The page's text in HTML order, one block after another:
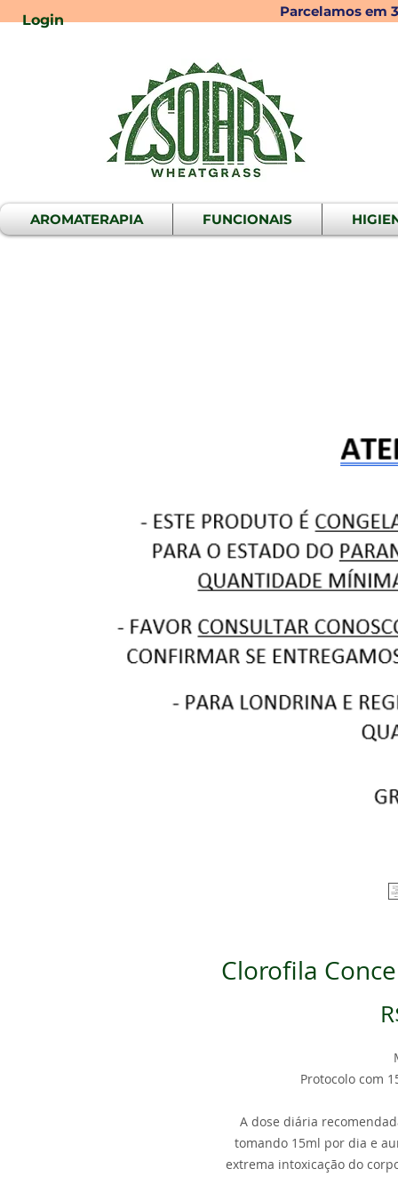
Parcelamos em
Login
AROMATERAPIA FUNCIONAIS
Clorofila
Protocolo com
A dose diária
tomando 15ml por dia e
extrema intoxicação do